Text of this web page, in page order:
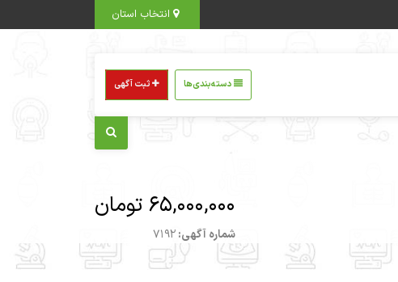
دسته‌بندی‌ها ثبت آگهی
65,000,000 تومان
شماره آگهی:7192